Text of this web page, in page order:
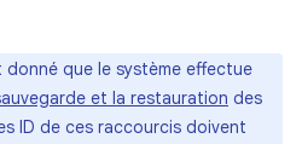
donné que le système effectue
et la restauration des
ID de ces raccourcis doivent